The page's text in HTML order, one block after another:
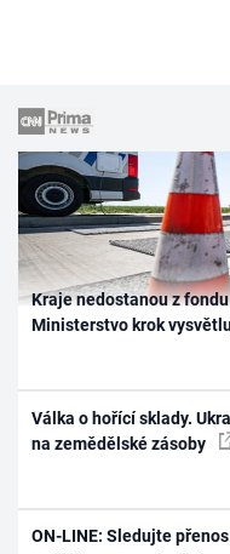
Kraje nedostanou z
Ministerstvo krok
Válka o hořící sklady.
na zemědělské zásoby
ON-LINE: Sledujte